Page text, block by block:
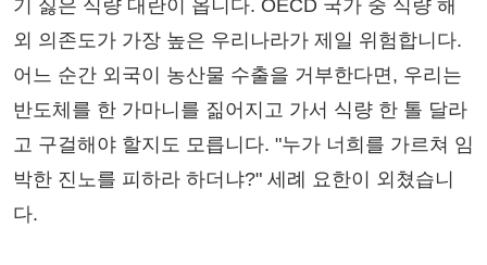
기 싫은 식량 대란이 옵니다. OECD 국가 중 식량 해
외 의존도가 가장 높은 우리나라가 제일 위험합니다.
어느 순간 외국이 농산물 수출을 거부한다면, 우리는
반도체를 한 가마니를 짊어지고 가서 식량 한 톨 달라
고 구걸해야 할지도 모릅니다. "누가 너희를 가르쳐 임
박한 진노를 피하라 하더냐?" 세례 요한이 외쳤습니
다.